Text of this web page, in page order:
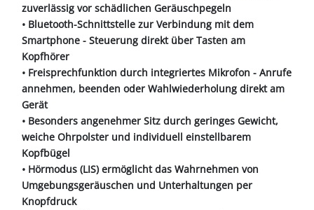
zuverlässig vor schädlichen Geräuschpegeln
• Bluetooth-Schnittstelle zur Verbindung mit dem
Smartphone - Steuerung direkt über Tasten am
Kopfhörer
• Freisprechfunktion durch integriertes Mikrofon - Anrufe
annehmen, beenden oder Wahlwiederholung direkt am
Gerät
• Besonders angenehmer Sitz durch geringes Gewicht,
weiche Ohrpolster und individuell einstellbarem
Kopfbügel
• Hörmodus (LIS) ermöglicht das Wahrnehmen von
Umgebungsgeräuschen und Unterhaltungen per
Knopfdruck